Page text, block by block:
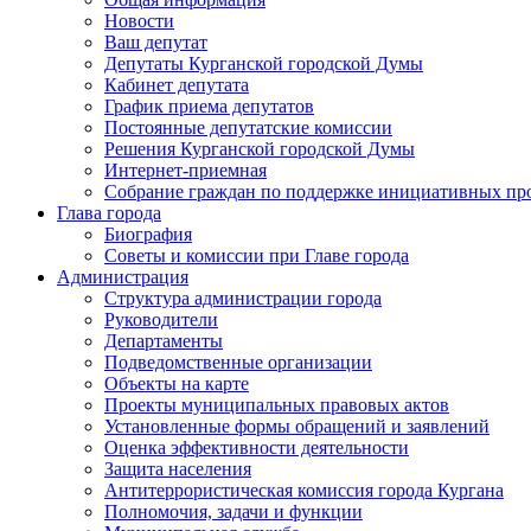
Новости
Ваш депутат
Депутаты Курганской городской Думы
Кабинет депутата
График приема депутатов
Постоянные депутатские комиссии
Решения Курганской городской Думы
Интернет-приемная
Собрание граждан по поддержке инициативных
Глава города
Биография
Советы и комиссии при Главе города
Администрация
Структура администрации города
Руководители
Департаменты
Подведомственные организации
Объекты на карте
Проекты муниципальных правовых актов
Установленные формы обращений и заявлений
Оценка эффективности деятельности
Защита населения
Антитеррористическая комиссия города Кургана
Полномочия, задачи и функции